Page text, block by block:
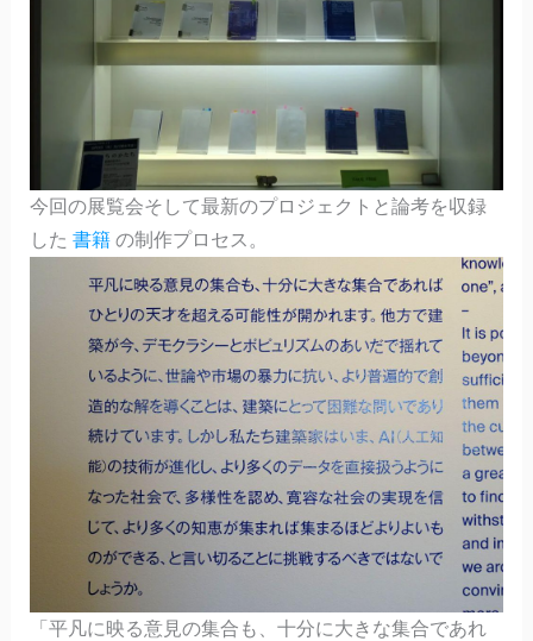
今回の展覧会そして最新のプロジェクトと論考を収録
した 書籍 の制作プロセス。
「平凡に映る意見の集合も、十分に大きな集合であれ